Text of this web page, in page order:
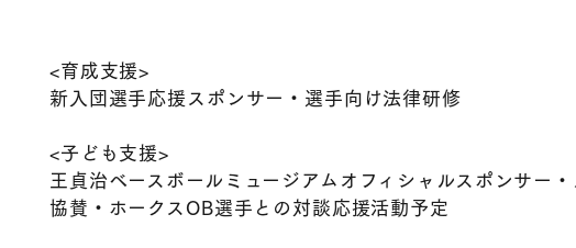
<育成支援>
新入団選手応援スポンサー・選手向け法律研修​
<子ども支援>
王貞治ベースボールミュージアムオフィシャルスポンサー
協賛・ホークスOB選手との対談応援活動予定